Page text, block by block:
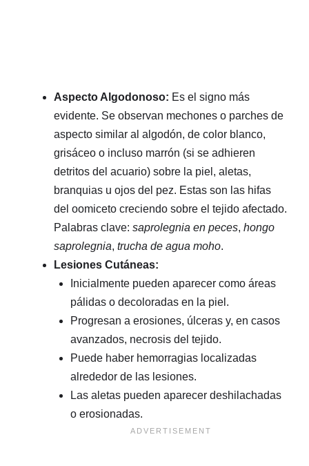
Aspecto Algodonoso: Es el signo más
evidente. Se observan mechones o parches de
aspecto similar al algodón, de color blanco,
grisáceo o incluso marrón (si se adhieren
detritos del acuario) sobre la piel, aletas,
branquias u ojos del pez. Estas son las hifas
del oomiceto creciendo sobre el tejido afectado.
Palabras clave: saprolegnia en peces, hongo
saprolegnia, trucha de agua moho.
Lesiones Cutáneas:
Inicialmente pueden aparecer como áreas
pálidas o decoloradas en la piel.
Progresan a erosiones, úlceras y, en casos
avanzados, necrosis del tejido.
Puede haber hemorragias localizadas
alrededor de las lesiones.
Las aletas pueden aparecer deshilachadas
o erosionadas.